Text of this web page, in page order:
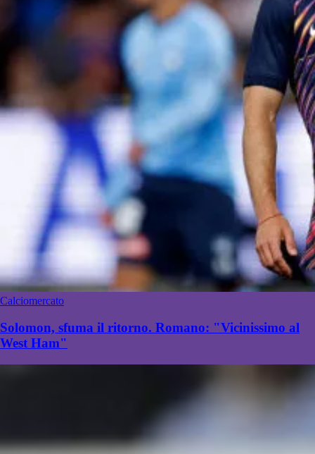
Calciomercato
Solomon, sfuma il ritorno. Romano: "Vicinissimo al
West Ham"